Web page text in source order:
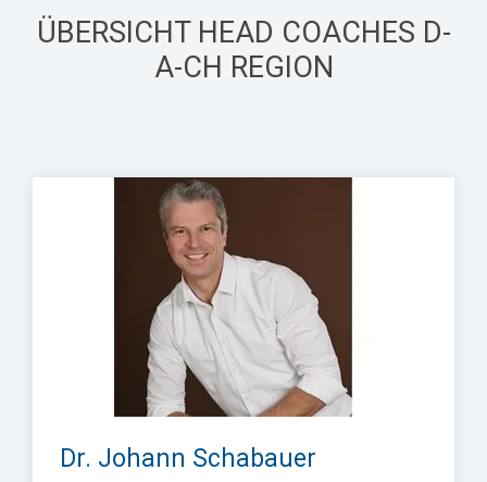
ÜBERSICHT HEAD COACHES D-
A-CH REGION
Dr. Johann Schabauer